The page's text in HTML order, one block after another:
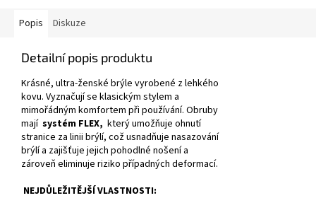
Popis Diskuze
Detailní popis produktu
Krásné, ultra-ženské brýle vyrobené z lehkého
kovu. Vyznačují se klasickým stylem a
mimořádným komfortem při používání. Obruby
mají systém FLEX, který umožňuje ohnutí
stranice za linii brýlí, což usnadňuje nasazování
brýlí a zajišťuje jejich pohodlné nošení a
zároveň eliminuje riziko případných deformací.
NEJDŮLEŽITĚJŠÍ VLASTNOSTI: